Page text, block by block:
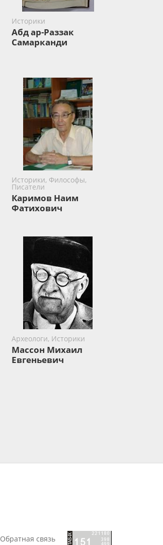
Историки
Абд ар-Раззак
Самарканди
Историки, Философы,
Писатели
Каримов Наим
Фатихович
Археологи, Историки
Массон Михаил
Евгеньевич
Обратная связь